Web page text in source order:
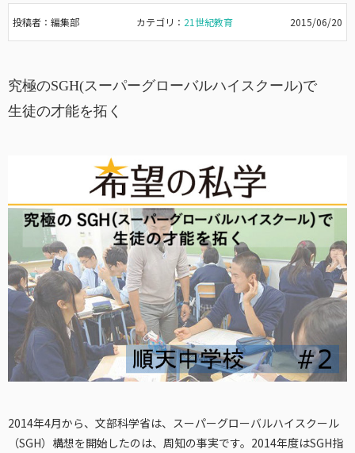
投稿者：編集部 カテゴリ： 21世紀教育 2015/06/20
究極のSGH(スーパーグローバルハイスクール)で
生徒の才能を拓く
2014年4月から、文部科学省は、スーパーグローバルハイスクール
（SGH）構想を開始したのは、周知の事実です。2014年度はSGH指